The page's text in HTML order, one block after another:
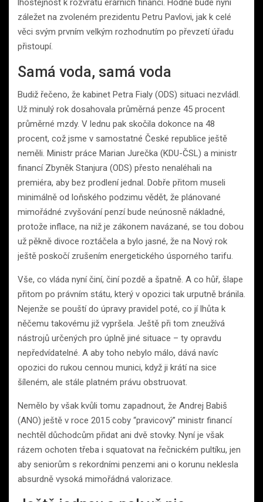
lhostejnost k rozvratu erárních financí. Hodně bude nyní
záležet na zvoleném prezidentu Petru Pavlovi, jak k celé
věci svým prvním velkým rozhodnutím po převzetí úřadu
přistoupí.
Samá voda, samá voda
Budiž řečeno, že kabinet Petra Fialy (ODS) situaci nezvládl.
Už minulý rok dosahovala průměrná penze 45 procent
průměrné mzdy. V lednu pak skočila dokonce na 48
procent, což jsme v samostatné České republice ještě
neměli. Ministr práce Marian Jurečka (KDU-ČSL) a ministr
financí Zbyněk Stanjura (ODS) přesto nenaléhali na
premiéra, aby bez prodlení jednal. Dobře přitom museli
minimálně od loňského podzimu vědět, že plánované
mimořádné zvyšování penzí bude neúnosně nákladné,
protože inflace, na niž je zákonem navázané, se tou dobou
už pěkně divoce roztáčela a bylo jasné, že na Nový rok
ještě poskočí zrušením energetického úsporného tarifu.
Vše, co vláda nyní činí, činí pozdě a špatně. A co hůř, šlape
přitom po právním státu, který v opozici tak urputně bránila.
Nejenže se pouští do úpravy pravidel poté, co jí lhůta k
něčemu takovému již vypršela. Ještě při tom zneužívá
nástrojů určených pro úplně jiné situace – ty opravdu
nepředvídatelné. A aby toho nebylo málo, dává navíc
opozici do rukou cennou munici, když ji krátí na sice
šíleném, ale stále platném právu obstruovat.
Nemělo by však kvůli tomu zapadnout, že Andrej Babiš
(ANO) ještě v roce 2015 coby “pravicový” ministr financí
nechtěl důchodcům přidat ani dvě stovky. Nyní je však
rázem ochoten třeba i squatovat na řečnickém pultíku, jen
aby seniorům s rekordními penzemi ani o korunu neklesla
absurdně vysoká mimořádná valorizace.